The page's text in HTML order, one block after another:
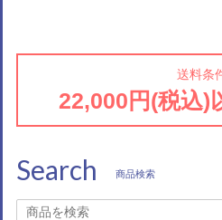
送料条
22,000円(税込)
Search 商品検索